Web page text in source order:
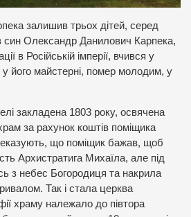
залишив трьох дітей, серед
син Олександр Данило­вич Карпека,
в Російській імперії, вчився у
його майстерні, помер молодим, у
закладена 1803 року, освячена
за рахунок коштів поміщика
що поміщик бажав, щоб
Архистратига Михаїла, але під
з небес Богородиця та накрила
Так і стала церква
храму належало до півтора